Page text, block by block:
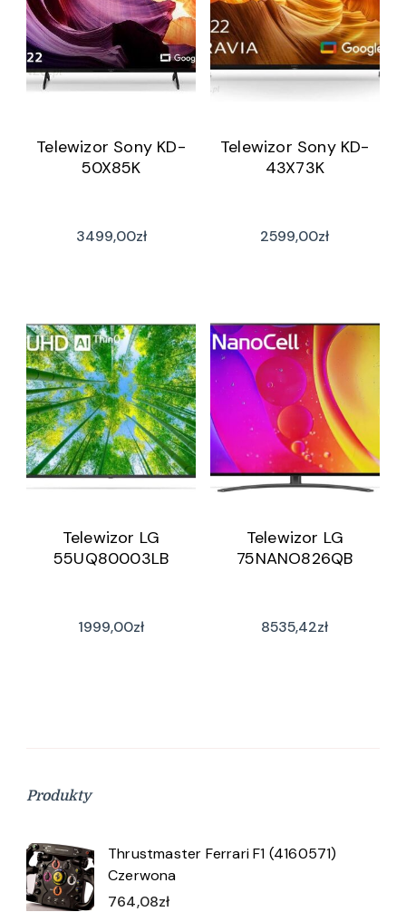
Telewizor Sony KD-
50X85K
3499,00zł
Telewizor Sony KD-
43X73K
2599,00zł
Telewizor LG
55UQ80003LB
1999,00zł
Telewizor LG
75NANO826QB
8535,42zł
Produkty
Thrustmaster Ferrari F1 (4160571)
Czerwona
764,08zł